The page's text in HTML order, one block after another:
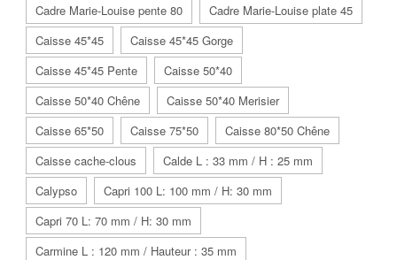
Cadre Marie-Louise pente 80
Cadre Marie-Louise plate 45
Caisse 45*45
Caisse 45*45 Gorge
Caisse 45*45 Pente
Caisse 50*40
Caisse 50*40 Chêne
Caisse 50*40 Merisier
Caisse 65*50
Caisse 75*50
Caisse 80*50 Chêne
Caisse cache-clous
Calde L : 33 mm / H : 25 mm
Calypso
Capri 100 L: 100 mm / H: 30 mm
Capri 70 L: 70 mm / H: 30 mm
Carmine L : 120 mm / Hauteur : 35 mm